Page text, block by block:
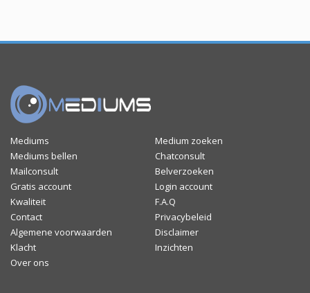
Mediums
Medium zoeken
Mediums bellen
Chatconsult
Mailconsult
Belverzoeken
Gratis account
Login account
Kwaliteit
F.A.Q
Contact
Privacybeleid
Algemene voorwaarden
Disclaimer
Klacht
Inzichten
Over ons